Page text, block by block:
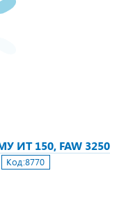
ИТ 150, FAW 3250
Код:8770